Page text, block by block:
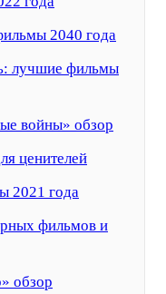
2040 года
лучшие фильмы
войны» обзор
ценителей
2021 года
фильмов и
обзор